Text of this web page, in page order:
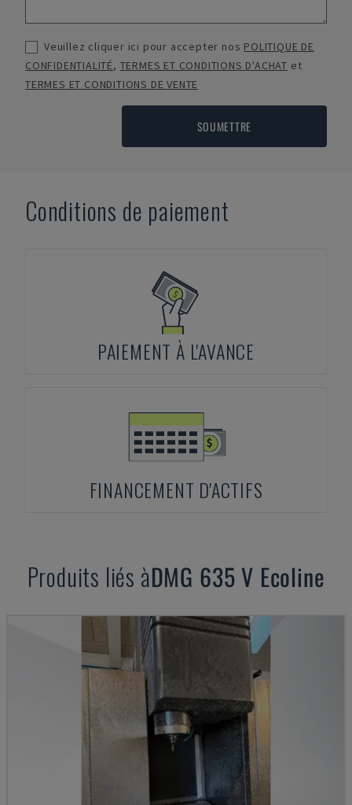
Veuillez cliquer ici pour accepter nos POLITIQUE DE
CONFIDENTIALITÉ, TERMES ET CONDITIONS D'ACHAT et
TERMES ET CONDITIONS DE VENTE
SOUMETTRE
Conditions de paiement
PAIEMENT À L'AVANCE
FINANCEMENT D'ACTIFS
Produits liés àDMG 635 V Ecoline